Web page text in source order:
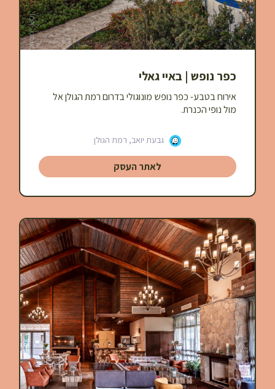
כפר נופש | באיי גאלי
אירוח בטבע- כפר נופש מונוגולי בדרום רמת הגולן אל
מול נופי הכנרת.
גבעת יואב, רמת הגולן
לאתר העסק